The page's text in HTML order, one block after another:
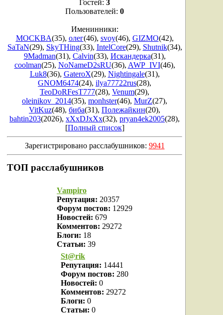
Гостей: 3
Пользователей: 0
Именинники:
MOCKBA(35), олег(46), svoy(46), GIZMO(42),
SaTaN(29), SkyTHing(33), IntelCore(29), Shutnik(34),
9Madman(31), Calvin(33), Искандерка(31),
coolman(25), NoNameD2sRU(36), AWP_IVI(46),
Luk8(36), GateroX(29), Nightingale(31),
GNOM6474(24), ilya77722rus(28),
TeoDoRFesT777(28), Venum(29),
oleinikov_2014(35), monhster(46), MurZ(27),
VitKuz(48), биба(31), Полежайкин(20),
bahtin203(2026), xXxDJxXx(32), pryan4ek2005(28),
[Полный список]
Зарегистрировано расслабушников: 9941
ТОП расслабушников
Vampiro
Репутация: 20357
Форум постов: 12929
Новостей: 679
Комментов: 29272
Блоги: 18
Статьи: 39
St@rik
Репутация: 14441
Форум постов: 280
Новостей: 0
Комментов: 29272
Блоги: 0
Статьи: 0